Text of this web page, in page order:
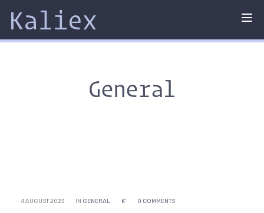
Kaliex
General
4 AUGUST 2023 IN GENERAL K' 0 COMMENTS